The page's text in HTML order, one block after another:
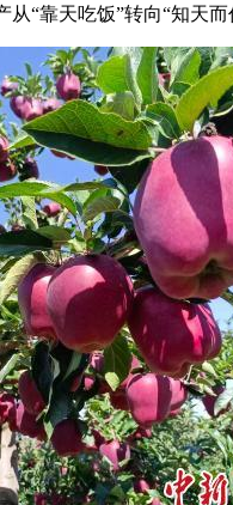
“靠天吃饭”转向“知天而